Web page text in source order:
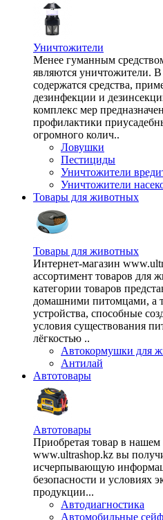
Уничтожители
Менее гуманным
являются уничтожители.
содержатся средства,
дезинфекции и
комплекс мер
профилактики
огромного колич..
Ловушки
Пестициды
Уничтожители
Уничтожители
Товары для животных
Товары для животных
Интернет-магазин
ассортимент товаров для
категории товаров
домашними питомцами, а
устройства, способные
условия существования
лёгкостью ..
Автокормушки для
Антилай
Автотовары
Автотовары
Приобретая товар в нашем
www.ultrashop.kz вы
исчерпывающую
безопасности и условиях
продукции...
Автодиагностика
Автомобильные